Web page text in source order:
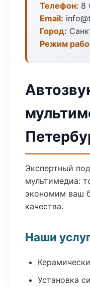
Телефон: 8
Email:
Город:
Режим
Экспертный
мультимедиа:
экономим ваш
качества.
Наши
Установка